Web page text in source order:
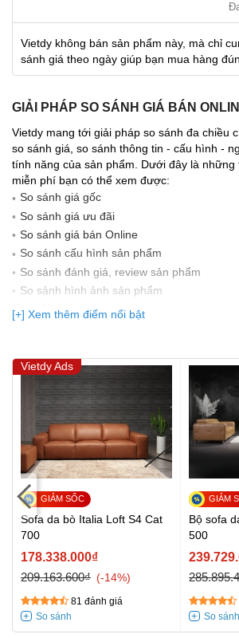
Vietdy không bán sản phẩm này, mà chỉ
sánh giá theo ngày giúp bạn mua hàng
GIẢI PHÁP SO SÁNH GIÁ BÁN
Vietdy mang tới giải pháp so sánh đa chiều
so sánh giá, so sánh thông tin - cấu hình -
tính năng của sản phẩm. Dưới đây là những
miễn phí bạn có thể xem được:
So sánh giá gốc
So sánh giá ưu đãi
So sánh giá bán Online
So sánh cấu hình sản phẩm
So sánh đánh giá, review sản phẩm
So sảnh hình ảnh sản phẩm
(Bạn đang được xem so sánh giá, xem giá
lần cập nhật gần nhất)
[+] Xem thêm điểm nổi bật
Vietdy Ads
Sofa da bò Italia Loft S4 Cat
700
178.338.000₫
209.163.600₫
-14%
81 đánh giá
Bộ sofa
500